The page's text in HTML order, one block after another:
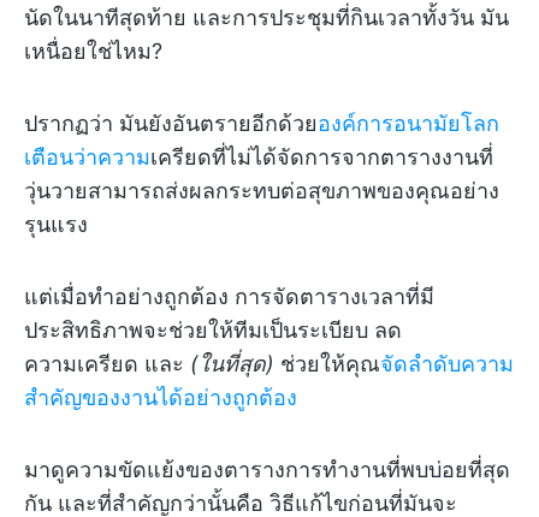
นัดในนาทีสุดท้าย และการประชุมที่กินเวลาทั้งวัน มัน
เหนื่อยใช่ไหม?
ปรากฏว่า มันยังอันตรายอีกด้วยองค์การอนามัยโลก
เตือนว่าความเครียดที่ไม่ได้จัดการจากตารางงานที่
วุ่นวายสามารถส่งผลกระทบต่อสุขภาพของคุณอย่าง
รุนแรง
แต่เมื่อทำอย่างถูกต้อง การจัดตารางเวลาที่มี
ประสิทธิภาพจะช่วยให้ทีมเป็นระเบียบ ลด
ความเครียด และ (ในที่สุด) ช่วยให้คุณจัดลำดับความ
สำคัญของงานได้อย่างถูกต้อง
มาดูความขัดแย้งของตารางการทำงานที่พบบ่อยที่สุด
กัน และที่สำคัญกว่านั้นคือ วิธีแก้ไขก่อนที่มันจะ